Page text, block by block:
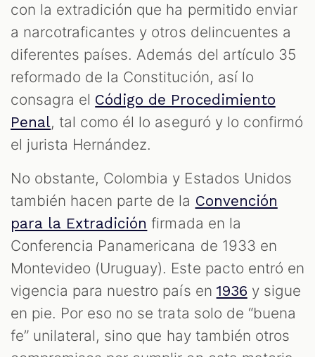
con la extradición que ha permitido enviar
a narcotraficantes y otros delincuentes a
diferentes países. Además del artículo 35
reformado de la Constitución, así lo
consagra el Código de Procedimiento
Penal, tal como él lo aseguró y lo confirmó
el jurista Hernández.
No obstante, Colombia y Estados Unidos
también hacen parte de la Convención
para la Extradición firmada en la
Conferencia Panamericana de 1933 en
Montevideo (Uruguay). Este pacto entró en
vigencia para nuestro país en 1936 y sigue
en pie. Por eso no se trata solo de “buena
fe” unilateral, sino que hay también otros